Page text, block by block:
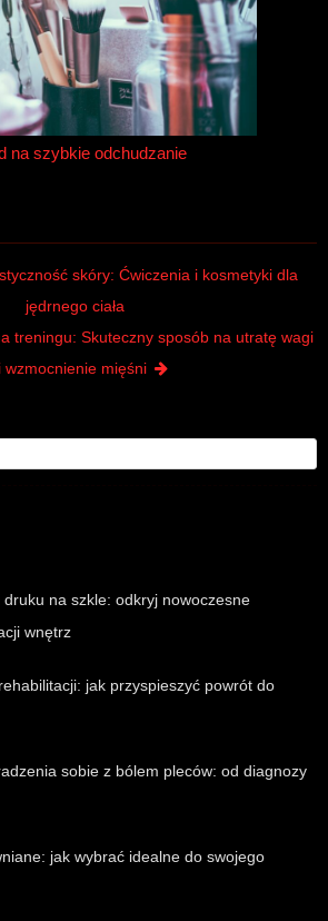
na szkle: odkryj nowoczesne
wnętrz
jak przyspieszyć powrót do
sobie z bólem pleców: od diagnozy
jak wybrać idealne do swojego
na szybkie odchudzanie
skóry: Ćwiczenia i kosmetyki dla
jędrnego ciała
treningu: Skuteczny sposób na utratę wagi
i wzmocnienie mięśni